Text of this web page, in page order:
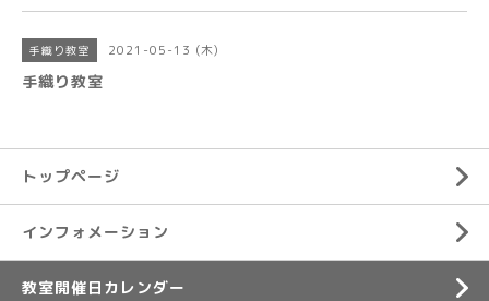
手織り教室 2021-05-13 (木)
手織り教室
トップページ
インフォメーション
教室開催日カレンダー